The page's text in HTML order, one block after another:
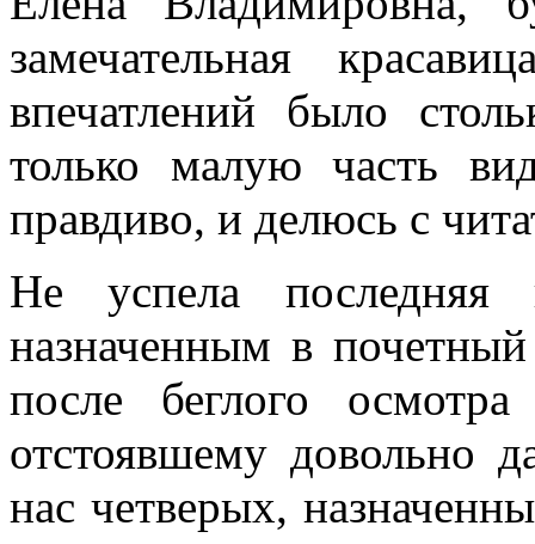
замечательная
впечатлений было
только малую часть
правдиво, и делюсь с
Не успела последняя
назначенным в почетный
после беглого
отстоявшему довольно
нас четверых,